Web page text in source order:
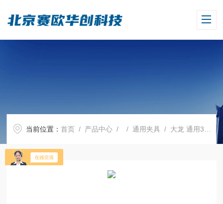
当前位置：首页 / 产品中心 / /通用夹具 / 大龙 通用330培养皿托架套装,18900155，SK330.5